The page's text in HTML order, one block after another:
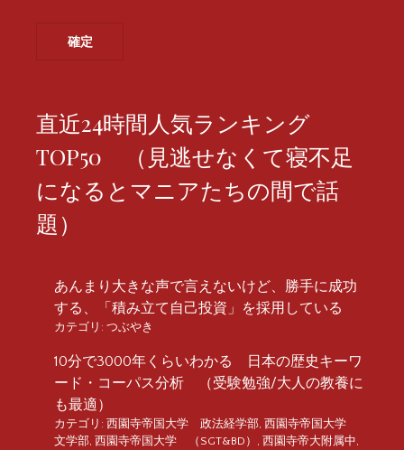
直近24時間人気ランキング
TOP50 （見逃せなくて寝不足
になるとマニアたちの間で話
題）
あんまり大きな声で言えないけど、勝手に成功
する、「積み立て自己投資」を採用している
カテゴリ: つぶやき
10分で3000年くらいわかる 日本の歴史キーワ
ード・コーパス分析 （受験勉強/大人の教養に
も最適）
カテゴリ: 西園寺帝国大学 政法経学部 西園寺帝国大学
文学部 西園寺帝国大学 （SGT&BD） 西園寺帝大附属中